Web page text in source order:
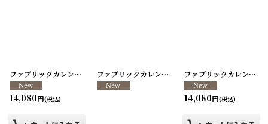
ファブリックカレンダー ・キッチンクロス リメイクパンツ/VINTAGE REMAKE PANTS
14,080円(税込)
ファブリックカレンダー ・キッチンクロス リメイクパンツ/VINTAGE REMAKE PANTS ファブリックカレンダー ・キッチンクロス リメイクパンツ/VINTAGE REMAKE PANTS
14,080円(税込)